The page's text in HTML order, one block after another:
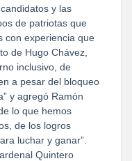
y las
de patriotas que
con experiencia que
de Hugo Chávez,
inclusivo, de
a pesar del bloqueo
y agregó Ramón
lo que hemos
de los logros
luchar y ganar”.
Quintero